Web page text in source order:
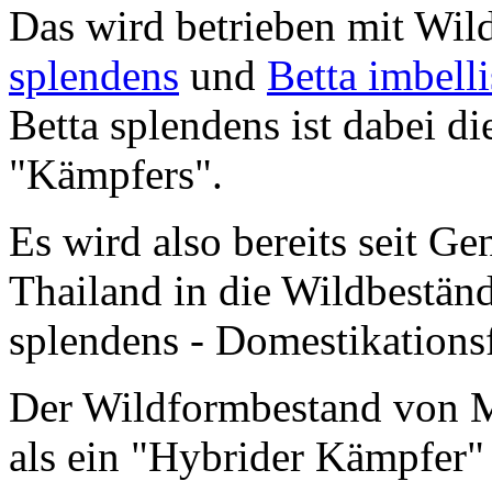
Das wird betrieben mit
splendens und Betta
Betta splendens ist dabei
"Kämpfers".
Es wird also bereits seit
Thailand in die
splendens -
Der Wildformbestand von
als ein "Hybrider Kämpfer"